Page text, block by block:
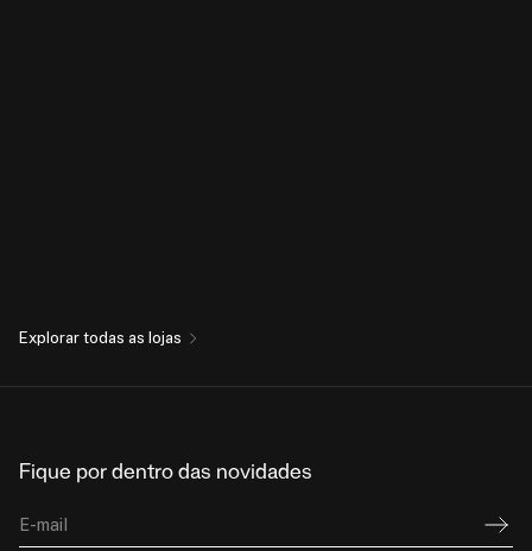
Explorar todas as lojas
Fique por dentro das novidades
E-mail